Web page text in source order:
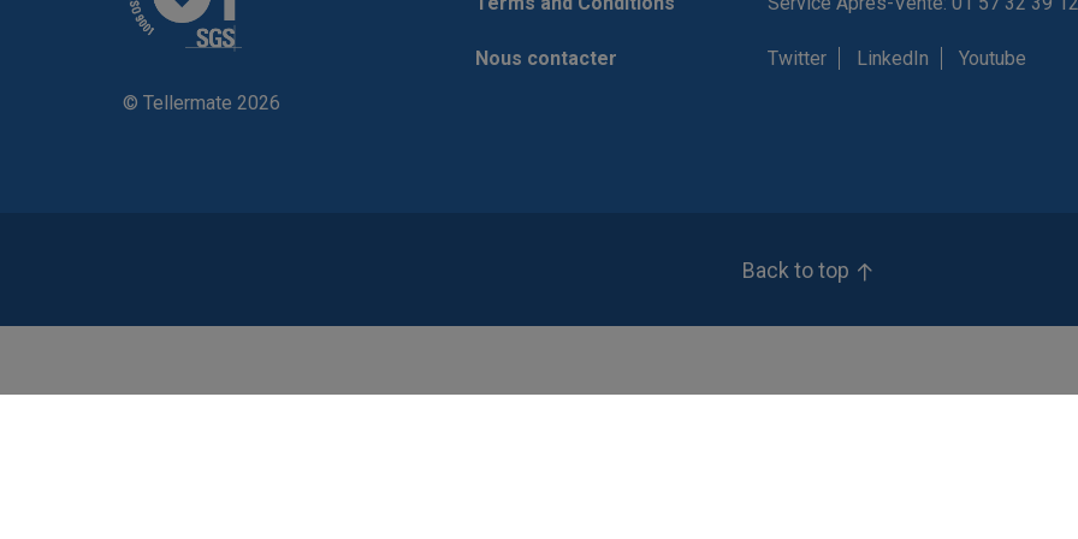
© Tellermate 2026
Nous contacter Twitter LinkedIn Youtube
Back to top